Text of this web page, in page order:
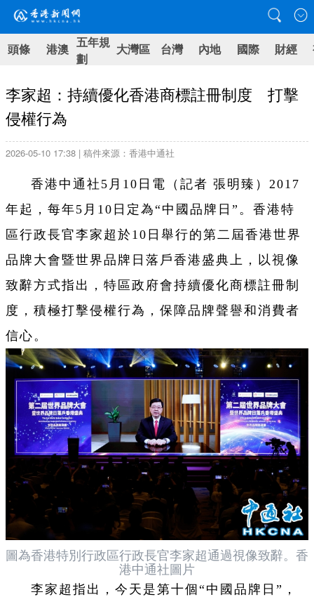
頭條 港澳 五年規
劃
大灣區 台灣 內地 國際 財經
李家超：持續優化香港商標註冊制度 打擊
侵權行為
2026-05-10 17:38 | 稿件來源：香港中通社
香港中通社5月10日電（記者 張明臻）2017
年起，每年5月10日定為“中國品牌日”。香港特
區行政長官李家超於10日舉行的第二屆香港世界
品牌大會暨世界品牌日落戶香港盛典上，以視像
致辭方式指出，特區政府會持續優化商標註冊制
度，積極打擊侵權行為，保障品牌聲譽和消費者
信心。
圖為香港特別行政區行政長官李家超通過視像致辭。香
港中通社圖片
李家超指出，今天是第十個“中國品牌日”，